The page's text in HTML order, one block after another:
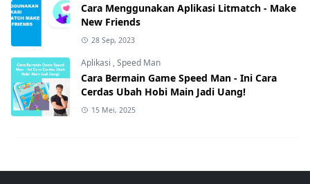
Cara Menggunakan Aplikasi Litmatch - Make
New Friends
28 Sep, 2023
Aplikasi ,Speed Man
Cara Bermain Game Speed Man - Ini Cara
Cerdas Ubah Hobi Main Jadi Uang!
15 Mei, 2025